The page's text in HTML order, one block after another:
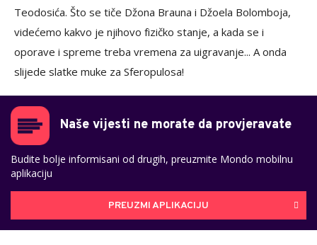
Teodosića. Što se tiče Džona Brauna i Džoela Bolomboja,
videćemo kakvo je njihovo fizičko stanje, a kada se i
oporave i spreme treba vremena za uigravanje... A onda
slijede slatke muke za Sferopulosa!
Naše vijesti ne morate da provjeravate
Budite bolje informisani od drugih, preuzmite Mondo mobilnu
aplikaciju
PREUZMI APLIKACIJU